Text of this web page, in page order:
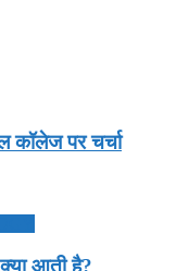
कॉलेज पर चर्चा
आती है?